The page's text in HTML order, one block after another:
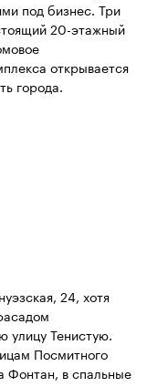
под бизнес. Три
20-этажный
открывается
города.
24, хотя
улицу Тенистую.
Посмитного
Фонтан, в спальные